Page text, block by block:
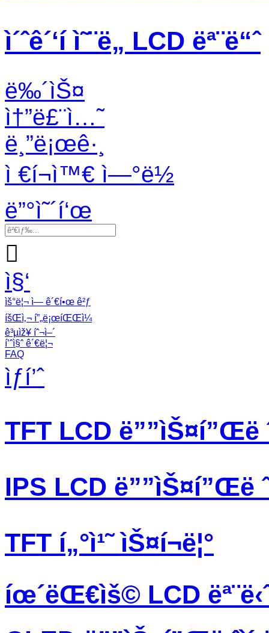
ì´ˆê´‘í­ ì˜¨ë„ LCD ëª¨ë“ˆ
ë‰´ìŠ¤
ì†”ë£¨ì…˜
ë¸”ë¡œê·¸
ì €í¬ì™€ ì—°ë½
ë”°ì˜´í‘œ

ì§‘
ìš°ë¦¬ ì— ê´€í•œ ê²ƒ
íšŒì‚¬ í”„ë¡œíŒŒì¼
ê³µìž¥ íˆ¬ì–´
í’ˆì§ˆ ê´€ë¦¬
FAQ
ìƒí’ˆ
TFT LCD ë””ìŠ¤í”Œë
IPS LCD ë””ìŠ¤í”Œë
TFT í„°ì¹˜ ìŠ¤í¬ë¦°
íœ´ëŒ€ìš© LCD